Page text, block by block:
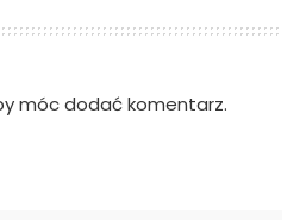
móc dodać komentarz.